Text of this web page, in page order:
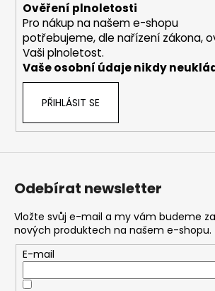
u
u
ASPIRE
ŽHAVÍCÍ
HLAVA
43
Kč
Ověření plnoletosti
Pro nákup na našem e-shopu
potřebujeme, dle nařízení zákona,
Vaši plnoletost.
Vaše osobní údaje nikdy
PŘIHLÁSIT SE
Odebírat newsletter
Vložte svůj e-mail a my vám budeme
nových produktech na našem e-shopu.
E-mail